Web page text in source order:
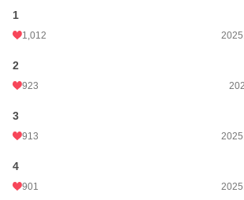
加筆修正を加えたものです。
リュシアンの転生前の設定や主人公二人の出会いのシ
展開が少し変わっていますので新しい小説として投稿
転生悪役令嬢は溺愛されんでいいので推しカプを見守
ーーーー
校正・文体の調整に生成AIを利用しています。
1
1,012
2
923
3
913
4
901